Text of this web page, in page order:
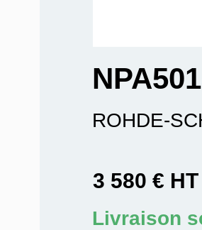
ROHDE-
3 580 € HT
Livraison